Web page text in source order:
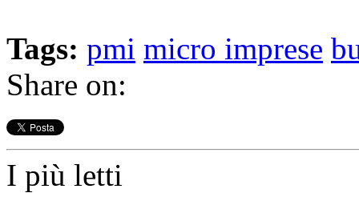
Tags: pmi micro imprese
Share on:
I più letti